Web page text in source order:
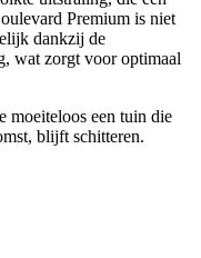
Premium is niet
dankzij de
wat zorgt voor optimaal
moeiteloos een tuin die
blijft schitteren.